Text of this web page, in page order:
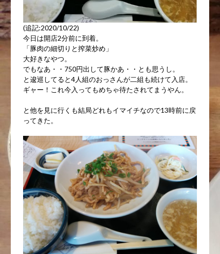
(追記:2020/10/22)
今日は開店2分前に到着。
「豚肉の細切りと搾菜炒め」
大好きなやつ。
でもなあ・・750円出して豚かあ・・とも思うし。
と逡巡してると4人組のおっさんが二組も続けて入店。
ギャー！これ今入ってもめちゃ待たされてまうやん。
と他を見に行くも結局どれもイマイチなので13時前に戻
ってきた。